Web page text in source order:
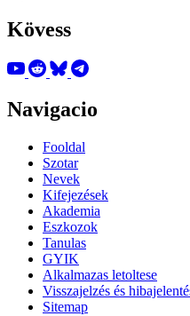
Kövess
Navigacio
Fooldal
Szotar
Nevek
Kifejezések
Akademia
Eszkozok
Tanulas
GYIK
Alkalmazas letoltese
Visszajelzés és
Sitemap